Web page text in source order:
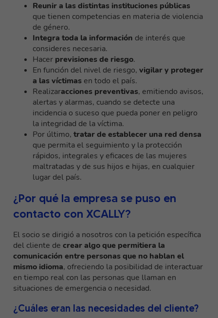
Reunir a las distintas instituciones públicas
que tienen competencias en materia de violencia
de género.
Integra toda la información de interés que
consideres necesaria.
Hacer previsiones de riesgo.
En función del nivel de riesgo, vigilar y proteger
a las víctimas en todo el país.
Realizaracciones preventivas, emitiendo avisos,
alertas y alarmas, cuando se detecte una
incidencia o suceso que pueda poner en peligro
la integridad de la víctima.
Por último, tratar de establecer una red densa
que permita el seguimiento y la protección
rápidos, integrales y eficaces de las mujeres
maltratadas y de sus hijos e hijas, en cualquier
lugar del país.
¿Por qué la empresa se puso en
contacto con XCALLY?
El socio se dirigió a nosotros con la petición específica
del cliente de crear algo que permitiera la
comunicación entre personas que no hablan el
mismo idioma, ofreciendo la posibilidad de interactuar
en tiempo real con las personas que llaman en
situaciones de emergencia o necesidad.
¿Cuáles eran las necesidades del cliente?